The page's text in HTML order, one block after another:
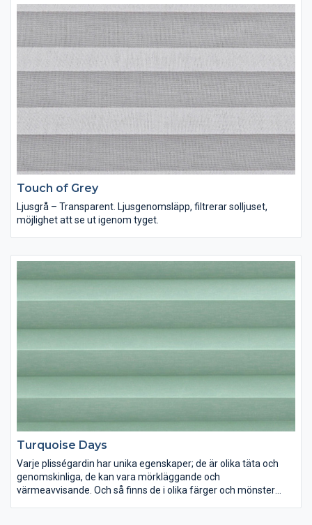
Touch of Grey
Ljusgrå – Transparent. Ljusgenomsläpp, filtrerar solljuset,
möjlighet att se ut igenom tyget.
Turquoise Days
Varje plisségardin har unika egenskaper; de är olika täta och
genomskinliga, de kan vara mörkläggande och
värmeavvisande. Och så finns de i olika färger och mönster